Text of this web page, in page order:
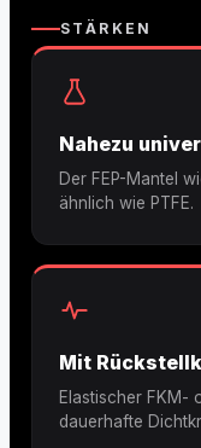
STÄRKEN
Nahezu
Der FEP-Mantel
ähnlich wie PTFE.
Mit
Elastischer FKM-
dauerhafte